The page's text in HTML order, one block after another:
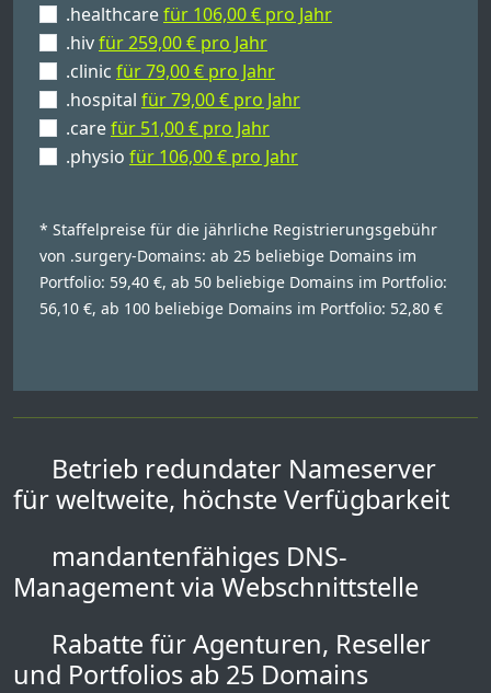
.healthcarefür 106,00 € pro Jahr
.hivfür 259,00 € pro Jahr
.clinic für 79,00 € pro Jahr
.hospital für 79,00 € pro Jahr
.carefür 51,00 € pro Jahr
.physio für 106,00 € pro Jahr
* Staffelpreise für die jährliche Registrierungsgebühr
von .surgery-Domains: ab 25 beliebige Domains im
Portfolio: 59,40 €, ab 50 beliebige Domains im Portfolio:
56,10 €, ab 100 beliebige Domains im Portfolio: 52,80 €
Betrieb redundater Nameserver
für weltweite, höchste Verfügbarkeit
mandantenfähiges DNS-
Management via Webschnittstelle
Rabatte für Agenturen, Reseller
und Portfolios ab 25 Domains